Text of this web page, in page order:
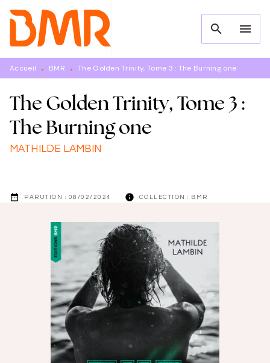
MENU RECHERCHE
PIED DE PAGE
search menu
Accueil • BMR • The Golden Trinity, Tome 3 : The Burning one
The Golden Trinity, Tome 3 :
The Burning one
MATHILDE LAMBIN
date_range PARUTION : 08/02/2024 info COLLECTION : BMR